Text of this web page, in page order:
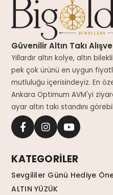
Güvenilir Altın Takı
Yıllardır altın kolye, altın
pek çok ürünü en uygun
mutluluğu içerisindeyiz. En
Ankara Optimum AVM'yi
ayar altın takı standını
KATEGORİLER
Sevgililer Günü Hediye
ALTIN YÜZÜK